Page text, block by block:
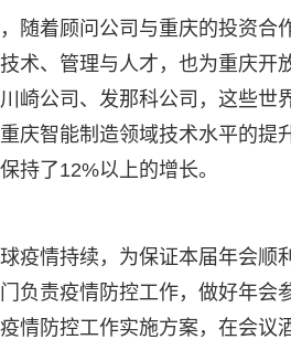
随着顾问公司与重庆的投资合
术、管理与人才，也为重庆开
崎公司、发那科公司，这些世
庆智能制造领域技术水平的提
持了12%以上的增长。
疫情持续，为保证本届年会顺
负责疫情防控工作，做好年会
情防控工作实施方案，在会议